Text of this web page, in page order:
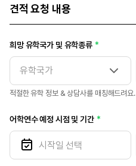
견적 요청 내용
희망 유학국가 및 유학종류
적절한 유학 정보 & 상담사를 매칭해드려요.
어학연수 예정 시점 및 기간